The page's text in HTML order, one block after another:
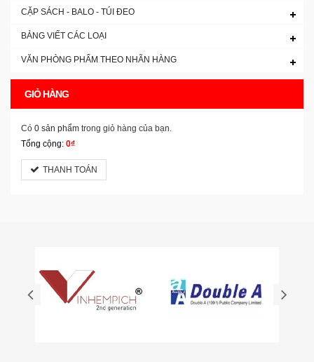
CẶP SÁCH - BALO - TÚI ĐEO
BẢNG VIẾT CÁC LOẠI
VĂN PHÒNG PHẨM THEO NHÃN HÀNG
GIỎ HÀNG
Có 0 sản phẩm trong giỏ hàng của bạn.
Tổng cộng: 0₫
THANH TOÁN